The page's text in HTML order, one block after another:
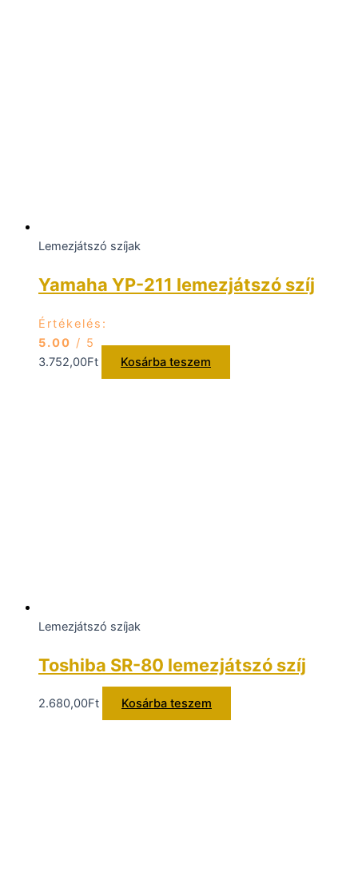
Lemezjátszó szíjak
Yamaha YP-211 lemezjátszó szíj
Értékelés:
5.00 / 5
3.752,00Ft Kosárba teszem
Lemezjátszó szíjak
Toshiba SR-80 lemezjátszó szíj
2.680,00Ft Kosárba teszem